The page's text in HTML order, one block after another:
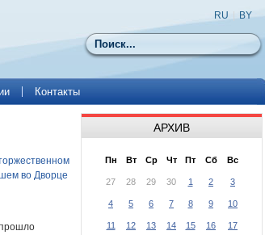
Поиск
RU BY
Контакты
во Дворце
АРХИВ
Пн Вт Ср Чт Пт Сб Вс
27 28 29 30 1 2 3
4 5 6 7 8 9 10
11 12 13 14 15 16 17